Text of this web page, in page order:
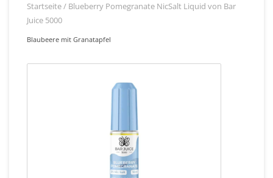
Startseite/ Blueberry Pomegranate NicSalt Liquid von Bar
Juice 5000
Blaubeere mit Granatapfel